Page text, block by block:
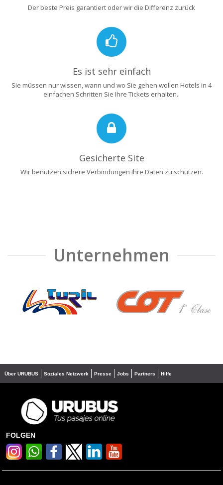
Der beste Preis garantiert oder wir die Differenz zurück
Es ist sehr einfach
Sie müssen nur wissen, wann und wo Sie gehen wollen Hotels in 4
einfachen Schritten Sie Ihre Tickets erhalten..
Gesicherte Site
Wir benutzen sichere Verbindungen Ihre Daten zu schützen.
Unternehmen
❮ ❯
Über URUBUS Soziales Netzwerk Presse Jobs Partners Hilfe
FOLGEN